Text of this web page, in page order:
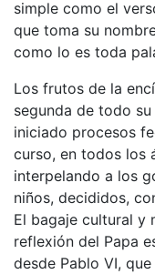
simple como el
que toma su
como lo es toda
Los frutos de la
segunda de todo
iniciado procesos
curso, en todos los
interpelando a los
niños, decididos,
El bagaje cultural y
reflexión del Papa
desde Pablo VI,